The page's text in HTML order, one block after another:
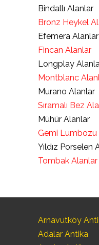
Bindallı Alanlar
Bronz Heykel
Efemera Alanlar
Fincan Alanlar
Longplay
Montblanc
Murano Alanlar
Sıramalı Bez
Mühür Alanlar
Gemi Lumbozu
Yıldız Porselen
Tombak Alanlar
Arnavutköy
Adalar Antika